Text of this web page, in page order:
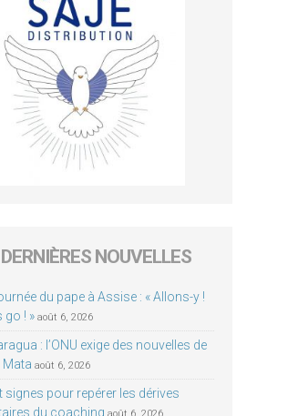
DERNIÈRES NOUVELLES
du pape à Assise : « Allons-y !
go ! » août 6, 2026
: l’ONU exige des nouvelles de
Mata août 6, 2026
signes pour repérer les dérives
du coaching